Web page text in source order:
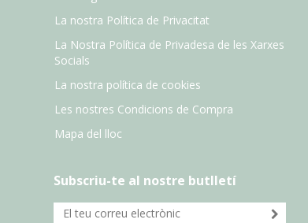
La nostra Política de Privacitat
La Nostra Política de Privadesa de les Xarxes
Socials
La nostra política de cookies
Les nostres Condicions de Compra
Mapa del lloc
Subscriu-te al nostre butlletí